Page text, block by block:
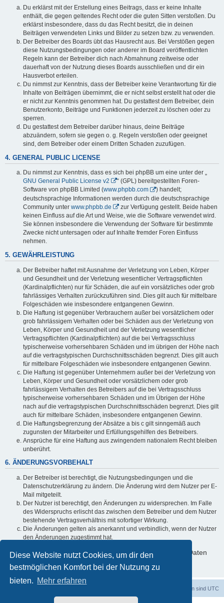
Diese Website nutzt Cookies, um dir den
bestmöglichen Komfort bei der Nutzung zu
bieten. Mehr erfahren
Du erklärst mit der Erstellung eines Beitrags, dass er keine Inhalte
enthält, die gegen geltendes Recht oder die guten Sitten verstoßen. Du
erklärst insbesondere, dass du das Recht besitzt, die in deinen
Beiträgen verwendeten Links und Bilder zu setzen bzw. zu verwenden.
Der Betreiber des Boards übt das Hausrecht aus. Bei Verstößen gegen
diese Nutzungsbedingungen oder anderer im Board veröffentlichten
Regeln kann der Betreiber dich nach Abmahnung zeitweise oder
dauerhaft von der Nutzung dieses Boards ausschließen und dir ein
Hausverbot erteilen.
Du nimmst zur Kenntnis, dass der Betreiber keine Verantwortung für die
Inhalte von Beiträgen übernimmt, die er nicht selbst erstellt hat oder die
er nicht zur Kenntnis genommen hat. Du gestattest dem Betreiber, dein
Benutzerkonto, Beiträge und Funktionen jederzeit zu löschen oder zu
sperren.
Du gestattest dem Betreiber darüber hinaus, deine Beiträge
abzuändern, sofern sie gegen o. g. Regeln verstoßen oder geeignet
sind, dem Betreiber oder einem Dritten Schaden zuzufügen.
4. GENERAL PUBLIC LICENSE
Du nimmst zur Kenntnis, dass es sich bei phpBB um eine unter der „
GNU General Public License v2
“ (GPL) bereitgestellten Foren-
Software von phpBB Limited (www.phpbb.com
) handelt;
deutschsprachige Informationen werden durch die deutschsprachige
Community unter www.phpbb.de
zur Verfügung gestellt. Beide haben
keinen Einfluss auf die Art und Weise, wie die Software verwendet wird.
Sie können insbesondere die Verwendung der Software für bestimmte
Zwecke nicht untersagen oder auf Inhalte fremder Foren Einfluss
nehmen.
5. GEWÄHRLEISTUNG
Der Betreiber haftet mit Ausnahme der Verletzung von Leben, Körper
und Gesundheit und der Verletzung wesentlicher Vertragspflichten
(Kardinalpflichten) nur für Schäden, die auf ein vorsätzliches oder grob
fahrlässiges Verhalten zurückzuführen sind. Dies gilt auch für mittelbare
Folgeschäden wie insbesondere entgangenen Gewinn.
Die Haftung ist gegenüber Verbrauchern außer bei vorsätzlichem oder
grob fahrlässigem Verhalten oder bei Schäden aus der Verletzung von
Leben, Körper und Gesundheit und der Verletzung wesentlicher
Vertragspflichten (Kardinalpflichten) auf die bei Vertragsschluss
typischerweise vorhersehbaren Schäden und im übrigen der Höhe nach
auf die vertragstypischen Durchschnittsschäden begrenzt. Dies gilt auch
für mittelbare Folgeschäden wie insbesondere entgangenen Gewinn.
Die Haftung ist gegenüber Unternehmern außer bei der Verletzung von
Leben, Körper und Gesundheit oder vorsätzlichem oder grob
fahrlässigem Verhalten des Betreibers auf die bei Vertragsschluss
typischerweise vorhersehbaren Schäden und im Übrigen der Höhe
nach auf die vertragstypischen Durchschnittsschäden begrenzt. Dies gilt
auch für mittelbare Schäden, insbesondere entgangenen Gewinn.
Die Haftungsbegrenzung der Absätze a bis c gilt sinngemäß auch
zugunsten der Mitarbeiter und Erfüllungsgehilfen des Betreibers.
Ansprüche für eine Haftung aus zwingendem nationalem Recht bleiben
unberührt.
6. ÄNDERUNGSVORBEHALT
Der Betreiber ist berechtigt, die Nutzungsbedingungen und die
Datenschutzerklärung zu ändern. Die Änderung wird dem Nutzer per E-
Mail mitgeteilt.
Der Nutzer ist berechtigt, den Änderungen zu widersprechen. Im Falle
des Widerspruchs erlischt das zwischen dem Betreiber und dem Nutzer
bestehende Vertragsverhältnis mit sofortiger Wirkung.
Die Änderungen gelten als anerkannt und verbindlich, wenn der Nutzer
den Änderungen zugestimmt hat.
Informationen über den Umgang mit deinen persönlichen Daten
sind in der Datenschutzerklärung enthalten.
Alle Zeiten sind UTC